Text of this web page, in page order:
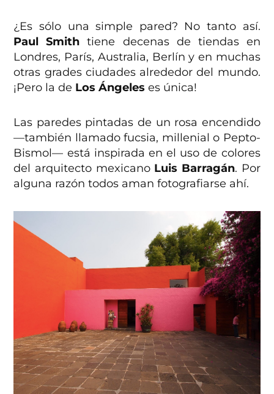
¿Es sólo una simple pared? No tanto así.
Paul Smith tiene decenas de tiendas en
Londres, París, Australia, Berlín y en muchas
otras grades ciudades alrededor del mundo.
¡Pero la de Los Ángeles es única!
Las paredes pintadas de un rosa encendido
—también llamado fucsia, millenial o Pepto-
Bismol— está inspirada en el uso de colores
del arquitecto mexicano Luis Barragán. Por
alguna razón todos aman fotografiarse ahí.